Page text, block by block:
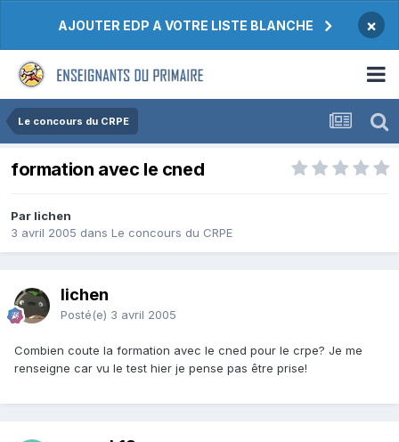
AJOUTER EDP A VOTRE LISTE BLANCHE ×
Le concours du CRPE
formation avec le cned
Par lichen
3 avril 2005 dans Le concours du CRPE
lichen
Posté(e) 3 avril 2005
Combien coute la formation avec le cned pour le crpe? Je me
renseigne car vu le test hier je pense pas être prise!